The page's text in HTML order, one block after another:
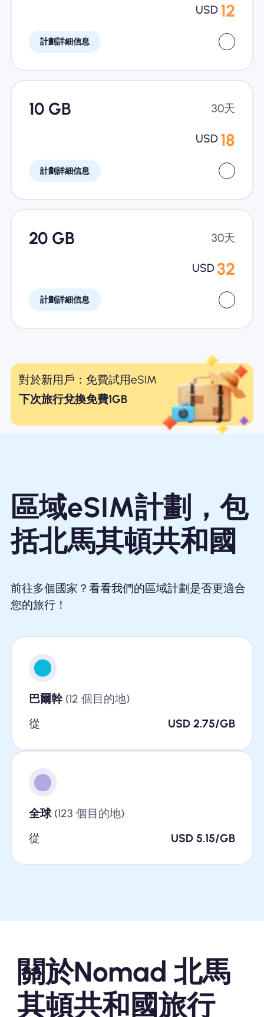
USD 12
計劃詳細信息
10 GB 30天
USD 18
計劃詳細信息
20 GB 30天
USD 32
計劃詳細信息
對於新用戶：免費試用eSIM
下次旅行兌換免費1GB
區域eSIM計劃，包
括北馬其頓共和國
前往多個國家？看看我們的區域計劃是否更適合
您的旅行！
巴爾幹(12 個目的地)
從
USD 2.75/GB
全球(123 個目的地)
從
USD 5.15/GB
關於Nomad 北馬
其頓共和國旅行